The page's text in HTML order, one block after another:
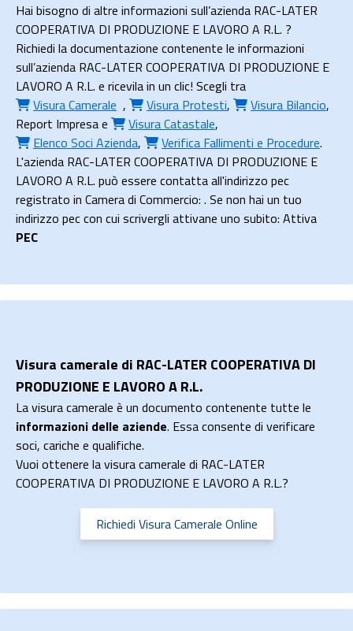
Hai bisogno di altre informazioni sull’azienda RAC-LATER
COOPERATIVA DI PRODUZIONE E LAVORO A R.L. ?
Richiedi la documentazione contenente le informazioni
sull’azienda RAC-LATER COOPERATIVA DI PRODUZIONE E
LAVORO A R.L. e ricevila in un clic! Scegli tra
Visura Camerale , Visura Protesti, Visura Bilancio,
Report Impresae Visura Catastale,
Elenco Soci Azienda, Verifica Fallimenti e Procedure.
L'azienda RAC-LATER COOPERATIVA DI PRODUZIONE E
LAVORO A R.L. può essere contatta all'indirizzo pec
registrato in Camera di Commercio: . Se non hai un tuo
indirizzo pec con cui scrivergli attivane uno subito: Attiva
PEC
Visura camerale di RAC-LATER COOPERATIVA DI
PRODUZIONE E LAVORO A R.L.
La visura camerale è un documento contenente tutte le
informazioni delle aziende. Essa consente di verificare
soci, cariche e qualifiche.
Vuoi ottenere la visura camerale di RAC-LATER
COOPERATIVA DI PRODUZIONE E LAVORO A R.L.?
Richiedi Visura Camerale Online